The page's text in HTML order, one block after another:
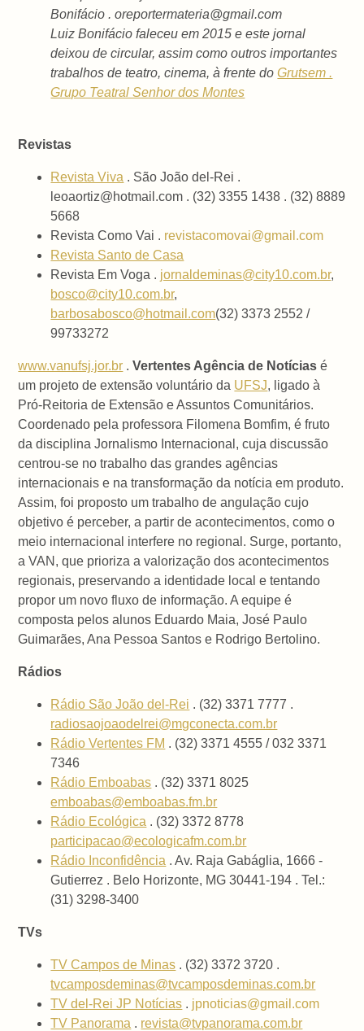
Bonifácio . oreportermateria@gmail.com
Luiz Bonifácio faleceu em 2015 e este jornal
deixou de circular, assim como outros importantes
trabalhos de teatro, cinema, à frente doGrutsem .
Grupo Teatral Senhor dos Montes
Revistas
Revista Viva . São João del-Rei .
leoaortiz@hotmail.com . (32) 3355 1438 . (32) 8889
5668
Revista Como Vai . revistacomovai@gmail.com
Revista Santo de Casa
Revista Em Voga . jornaldeminas@city10.com.br,
bosco@city10.com.br,
barbosabosco@hotmail.com(32) 3373 2552 /
99733272
www.vanufsj.jor.br .Vertentes Agência de Notícias é
um projeto de extensão voluntário da UFSJ, ligado à
Pró-Reitoria de Extensão e Assuntos Comunitários.
Coordenado pela professora Filomena Bomfim, é fruto
da disciplina Jornalismo Internacional, cuja discussão
centrou-se no trabalho das grandes agências
internacionais e na transformação da notícia em produto.
Assim, foi proposto um trabalho de angulação cujo
objetivo é perceber, a partir de acontecimentos, como o
meio internacional interfere no regional. Surge, portanto,
a VAN, que prioriza a valorização dos acontecimentos
regionais, preservando a identidade local e tentando
propor um novo fluxo de informação. A equipe é
composta pelos alunos Eduardo Maia, José Paulo
Guimarães, Ana Pessoa Santos e Rodrigo Bertolino.
Rádios
Rádio São João del-Rei . (32) 3371 7777 .
radiosaojoaodelrei@mgconecta.com.br
Rádio Vertentes FM . (32) 3371 4555 / 032 3371
7346
Rádio Emboabas . (32) 3371 8025
emboabas@emboabas.fm.br
Rádio Ecológica . (32) 3372 8778
participacao@ecologicafm.com.br
Rádio Inconfidência . Av. Raja Gabáglia, 1666 -
Gutierrez . Belo Horizonte, MG 30441-194 . Tel.:
(31) 3298-3400
TVs
TV Campos de Minas . (32) 3372 3720 .
tvcamposdeminas@tvcamposdeminas.com.br
TV del-Rei JP Notícias . jpnoticias@gmail.com
TV Panorama . revista@tvpanorama.com.br